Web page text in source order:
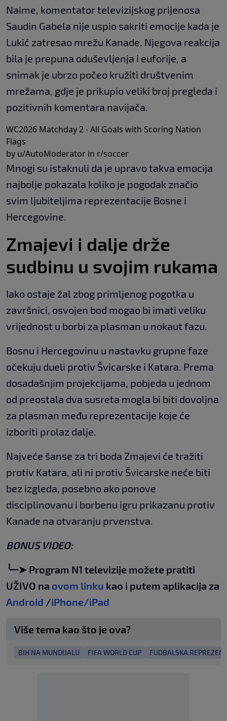
Naime, komentator televizijskog prijenosa
Saudin Gabela nije uspio sakriti emocije kada je
Lukić zatresao mrežu Kanade. Njegova reakcija
bila je prepuna oduševljenja i euforije, a
snimak je ubrzo počeo kružiti društvenim
mrežama, gdje je prikupio veliki broj pregleda i
pozitivnih komentara navijača.
WC2026 Matchday 2 - All Goals with Scoring Nation
Flags
by u/AutoModerator in r/soccer
Mnogi su istaknuli da je upravo takva emocija
najbolje pokazala koliko je pogodak značio
svim ljubiteljima reprezentacije Bosne i
Hercegovine.
Zmajevi i dalje drže
sudbinu u svojim rukama
Iako ostaje žal zbog primljenog pogotka u
završnici, osvojen bod mogao bi imati veliku
vrijednost u borbi za plasman u nokaut fazu.
Bosnu i Hercegovinu u nastavku grupne faze
očekuju dueli protiv Švicarske i Katara. Prema
dosadašnjim projekcijama, pobjeda u jednom
od preostala dva susreta mogla bi biti dovoljna
za plasman među reprezentacije koje će
izboriti prolaz dalje.
Najveće šanse za tri boda Zmajevi će tražiti
protiv Katara, ali ni protiv Švicarske neće biti
bez izgleda, posebno ako ponove
disciplinovanu i borbenu igru prikazanu protiv
Kanade na otvaranju prvenstva.
BONUS VIDEO:
╰┈➤ Program N1 televizije možete pratiti
UŽIVO na ovom linku kao i putem aplikacija za
Android /iPhone/iPad
Više tema kao što je ova?
BIH NA MUNDIJALU FIFA WORLD CUP FUDBALSKA